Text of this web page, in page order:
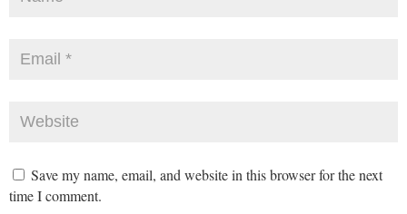
Save my name, email, and website in this browser for the next
time I comment.